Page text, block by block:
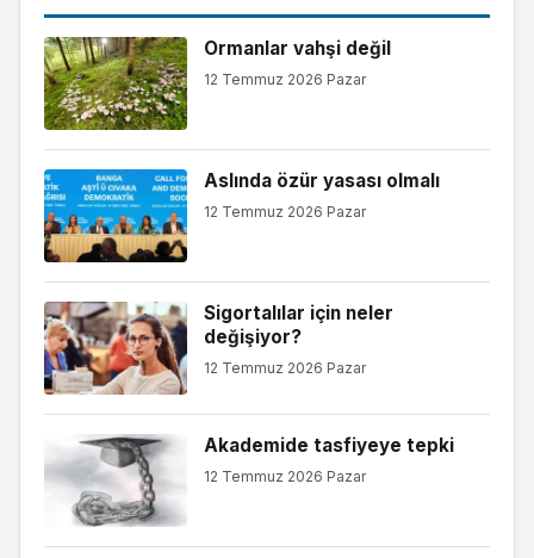
Ormanlar vahşi değil
12 Temmuz 2026 Pazar
Aslında özür yasası olmalı
12 Temmuz 2026 Pazar
Sigortalılar için neler
değişiyor?
12 Temmuz 2026 Pazar
Akademide tasfiyeye tepki
12 Temmuz 2026 Pazar